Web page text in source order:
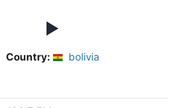
Country: bolivia